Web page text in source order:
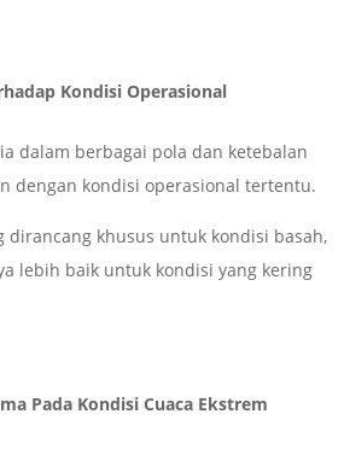
Kondisi Operasional
dalam berbagai pola dan ketebalan
dengan kondisi operasional tertentu.
dirancang khusus untuk kondisi basah,
lebih baik untuk kondisi yang kering
Pada Kondisi Cuaca Ekstrem